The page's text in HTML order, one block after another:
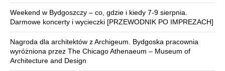
Weekend w Bydgoszczy – co, gdzie i kiedy 7-9 sierpnia.
Darmowe koncerty i wycieczki [PRZEWODNIK PO IMPREZACH]
Nagroda dla architektów z Archigeum. Bydgoska pracownia
wyróżniona przez The Chicago Athenaeum – Museum of
Architecture and Design